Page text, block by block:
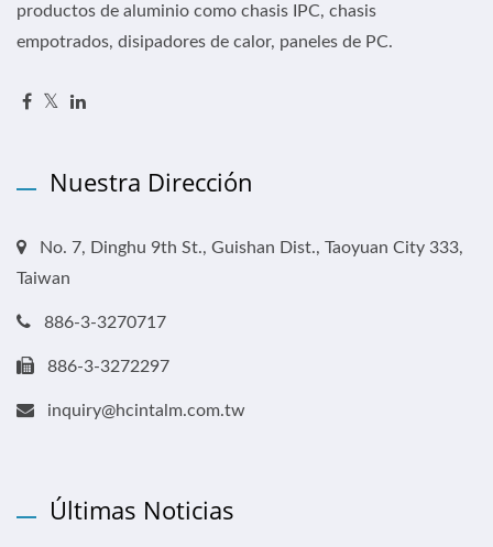
productos de aluminio como chasis IPC, chasis
empotrados, disipadores de calor, paneles de PC.
Nuestra Dirección
No. 7, Dinghu 9th St., Guishan Dist., Taoyuan City 333,
Taiwan
886-3-3270717
886-3-3272297
inquiry@hcintalm.com.tw
Últimas Noticias